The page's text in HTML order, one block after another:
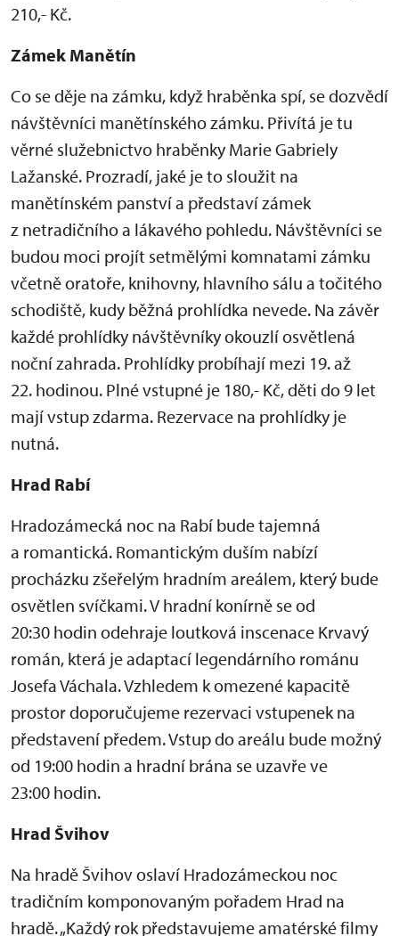
210,- Kč.
Zámek Manětín
Co se děje na zámku, když hraběnka spí, se dozvědí
návštěvníci manětínského zámku. Přivítá je tu
věrné služebnictvo hraběnky Marie Gabriely
Lažanské. Prozradí, jaké je to sloužit na
manětínském panství a představí zámek
z netradičního a lákavého pohledu. Návštěvníci se
budou moci projít setmělými komnatami zámku
včetně oratoře, knihovny, hlavního sálu a točitého
schodiště, kudy běžná prohlídka nevede. Na závěr
každé prohlídky návštěvníky okouzlí osvětlená
noční zahrada. Prohlídky probíhají mezi 19. až
22. hodinou. Plné vstupné je 180,- Kč, děti do 9 let
mají vstup zdarma. Rezervace na prohlídky je
nutná.
Hrad Rabí
Hradozámecká noc na Rabí bude tajemná
a romantická. Romantickým duším nabízí
procházku zšeřelým hradním areálem, který bude
osvětlen svíčkami. V hradní konírně se od
20:30 hodin odehraje loutková inscenace Krvavý
román, která je adaptací legendárního románu
Josefa Váchala. Vzhledem k omezené kapacitě
prostor doporučujeme rezervaci vstupenek na
představení předem. Vstup do areálu bude možný
od 19:00 hodin a hradní brána se uzavře ve
23:00 hodin.
Hrad Švihov
Na hradě Švihov oslaví Hradozámeckou noc
tradičním komponovaným pořadem Hrad na
hradě. „Každý rok představujeme amatérské filmy